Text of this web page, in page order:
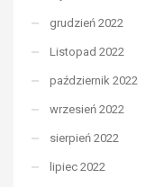
grudzień 2022
Listopad 2022
październik 2022
wrzesień 2022
sierpień 2022
lipiec 2022